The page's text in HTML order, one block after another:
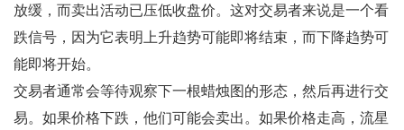
放缓，而卖出活动已压低收盘价。这对交易者来说是一个看
跌信号，因为它表明上升趋势可能即将结束，而下降趋势可
能即将开始。
交易者通常会等待观察下一根蜡烛图的形态，然后再进行交
易。如果价格下跌，他们可能会卖出。如果价格走高，流星